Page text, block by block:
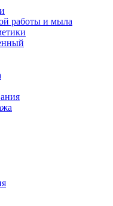
работы и мыла